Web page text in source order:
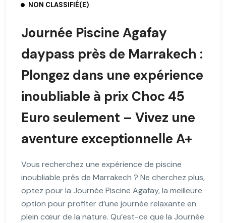
NON CLASSIFIÉ(E)
Journée Piscine Agafay
daypass près de Marrakech :
Plongez dans une expérience
inoubliable à prix Choc 45
Euro seulement – Vivez une
aventure exceptionnelle A+
Vous recherchez une expérience de piscine
inoubliable près de Marrakech ? Ne cherchez plus,
optez pour la Journée Piscine Agafay, la meilleure
option pour profiter d’une journée relaxante en
plein cœur de la nature. Qu’est-ce que la Journée